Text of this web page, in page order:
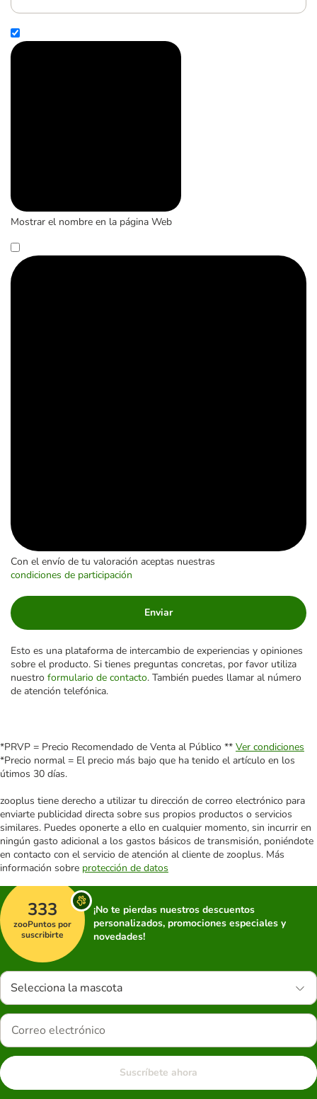
Mostrar el nombre en la página Web
Con el envío de tu valoración aceptas nuestras
condiciones de participación
Enviar
Esto es una plataforma de intercambio de experiencias y opiniones
sobre el producto. Si tienes preguntas concretas, por favor utiliza
nuestro formulario de contacto. También puedes llamar al número
de atención telefónica.
*PRVP = Precio Recomendado de Venta al Público ** Ver condiciones
*Precio normal = El precio más bajo que ha tenido el artículo en los
útimos 30 días.
zooplus tiene derecho a utilizar tu dirección de correo electrónico para
enviarte publicidad directa sobre sus propios productos o servicios
similares. Puedes oponerte a ello en cualquier momento, sin incurrir en
ningún gasto adicional a los gastos básicos de transmisión, poniéndote
en contacto con el servicio de atención al cliente de zooplus. Más
información sobre protección de datos
333
zooPuntos por
suscribirte
¡No te pierdas nuestros descuentos
personalizados, promociones especiales y
novedades!
Selecciona la mascota
Suscríbete ahora